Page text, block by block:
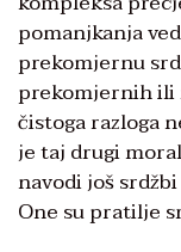
pomanjkanja
prekomjernu
prekomjernih ili
čistoga razloga
je taj drugi
navodi još
One su pratilje